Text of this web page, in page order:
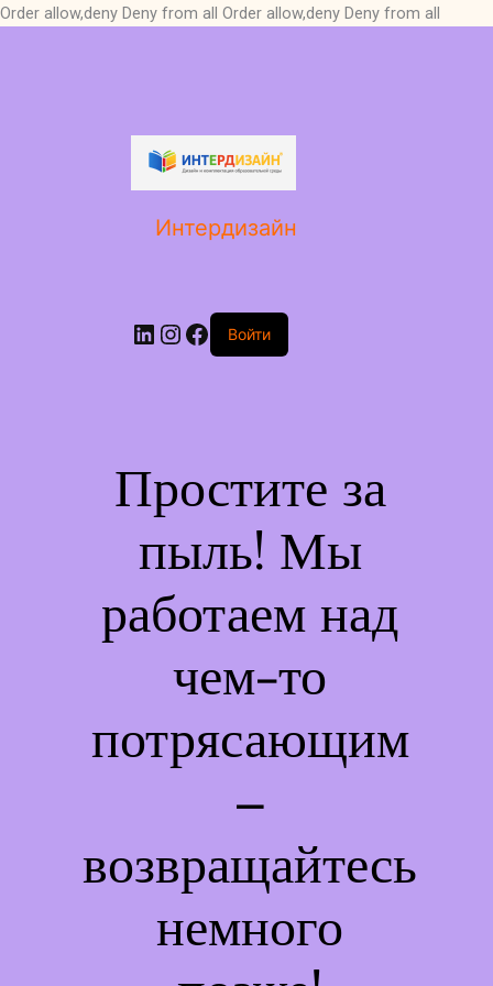
Order allow,deny Deny from all Order allow,deny Deny from all
Интердизайн
LinkedIn
Instagram
Facebook
Войти
Простите за
пыль! Мы
работаем над
чем-то
потрясающим
–
возвращайтесь
немного